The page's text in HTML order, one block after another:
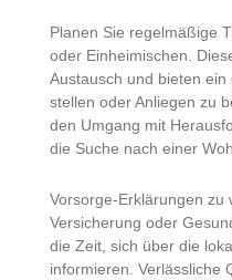
Planen Sie regelmäßige
oder Einheimischen.
Austausch und bieten
stellen oder Anliegen zu
den Umgang mit
die Suche nach einer
Vorsorge-Erklärungen zu
Versicherung oder
die Zeit, sich über die
informieren. Verlässliche